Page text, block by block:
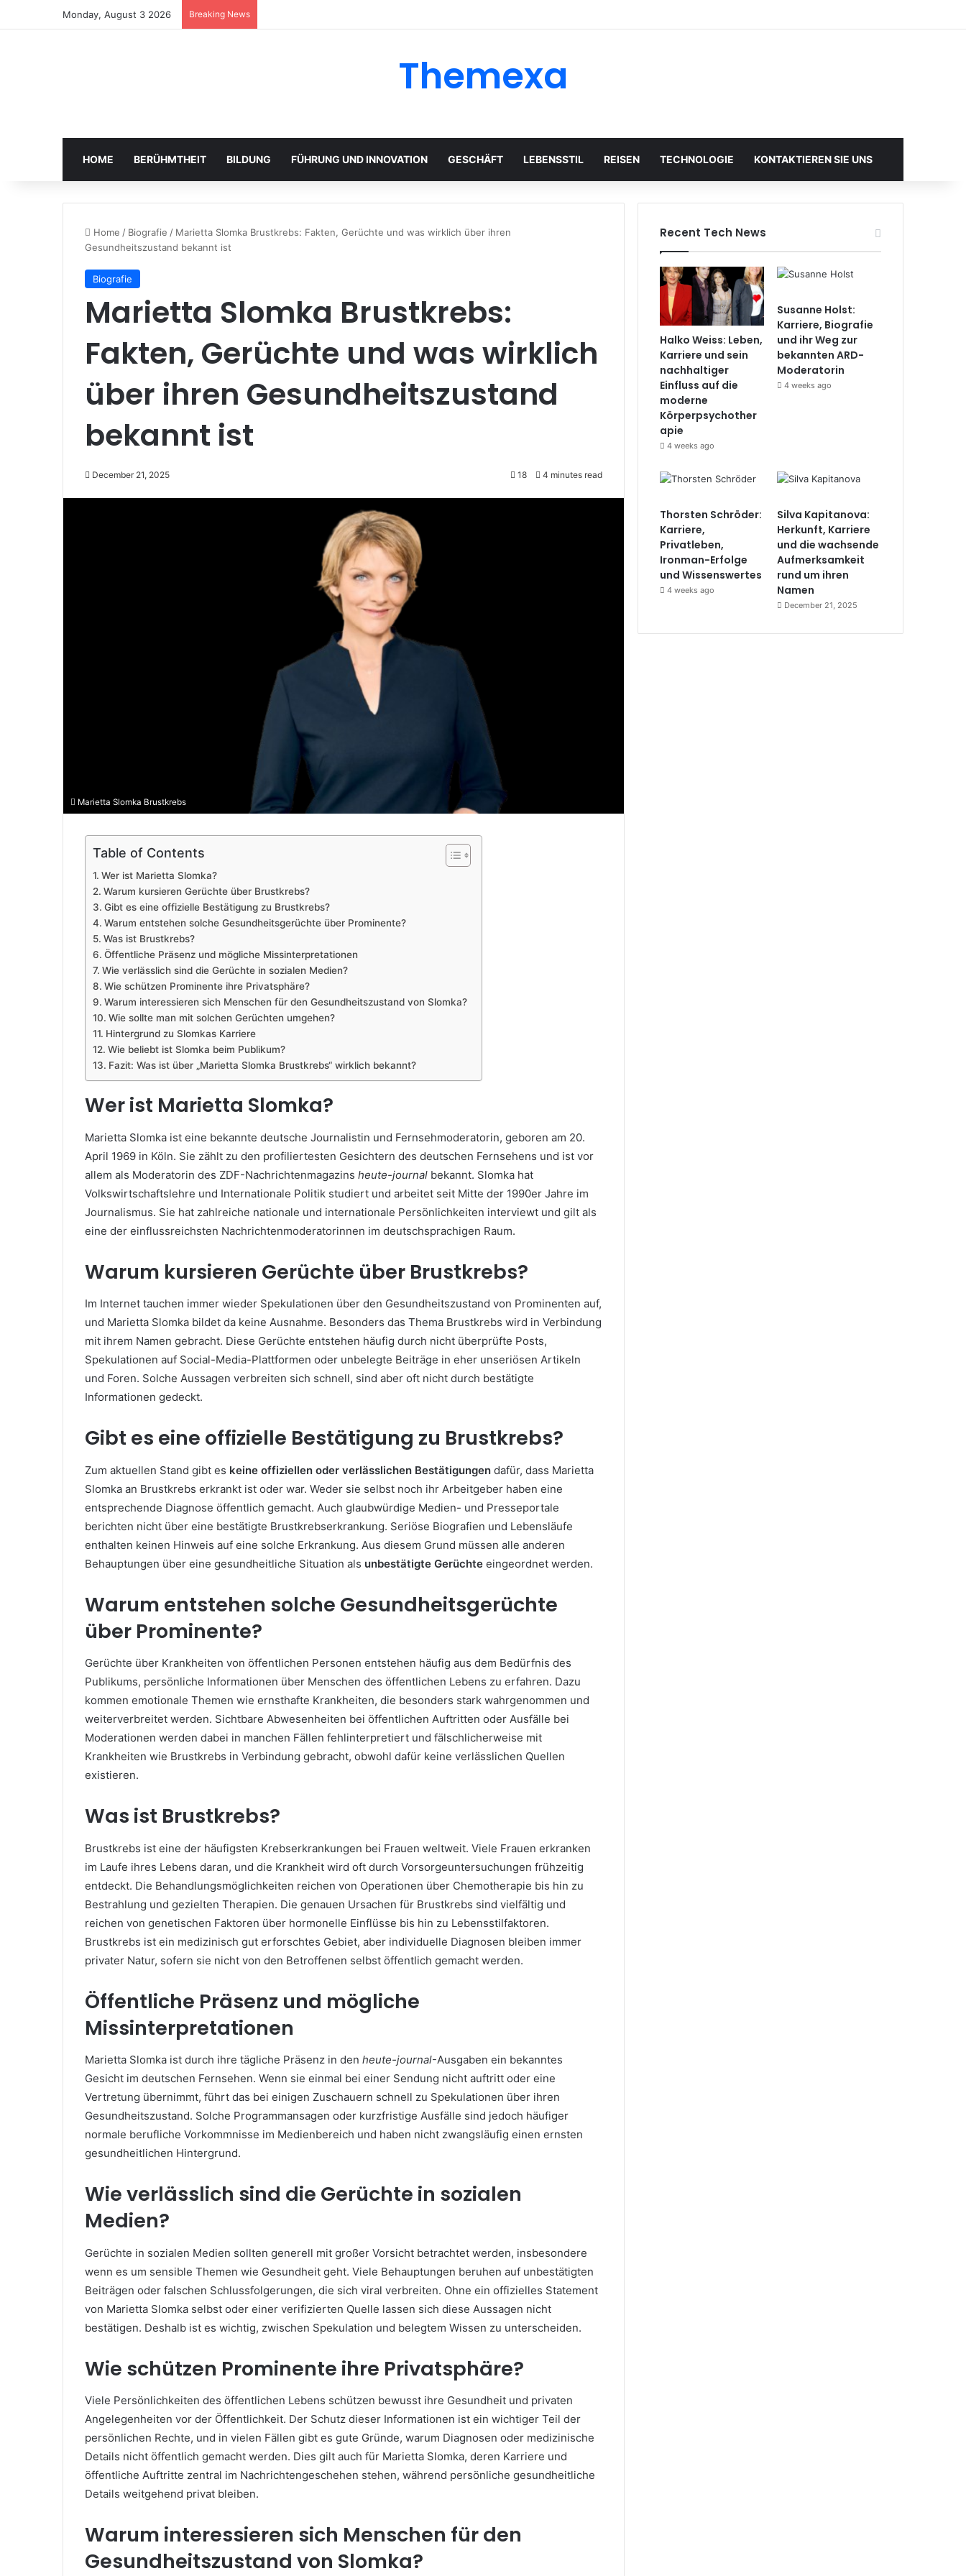
Monday, August 3 2026 Breaking News
Themexa
HOME BERÜHMTHEIT BILDUNG FÜHRUNG UND INNOVATION GESCHÄFT LEBENSSTIL REISEN TECHNOLOGIE KONTAKTIEREN SIE UNS
Home / Biografie / Marietta Slomka Brustkrebs: Fakten, Gerüchte und was wirklich über ihren
Gesundheitszustand bekannt ist
Biografie
Marietta Slomka Brustkrebs:
Fakten, Gerüchte und was wirklich
über ihren Gesundheitszustand
bekannt ist
December 21, 2025 18 4 minutes read
Marietta Slomka Brustkrebs
Table of Contents
Wer ist Marietta Slomka?
Warum kursieren Gerüchte über Brustkrebs?
Gibt es eine offizielle Bestätigung zu Brustkrebs?
Warum entstehen solche Gesundheitsgerüchte über Prominente?
Was ist Brustkrebs?
Öffentliche Präsenz und mögliche Missinterpretationen
Wie verlässlich sind die Gerüchte in sozialen Medien?
Wie schützen Prominente ihre Privatsphäre?
Warum interessieren sich Menschen für den Gesundheitszustand von Slomka?
Wie sollte man mit solchen Gerüchten umgehen?
Hintergrund zu Slomkas Karriere
Wie beliebt ist Slomka beim Publikum?
Fazit: Was ist über „Marietta Slomka Brustkrebs“ wirklich bekannt?
Wer ist Marietta Slomka?
Marietta Slomka ist eine bekannte deutsche Journalistin und Fernsehmoderatorin, geboren am 20.
April 1969 in Köln. Sie zählt zu den profiliertesten Gesichtern des deutschen Fernsehens und ist vor
allem als Moderatorin des ZDF-Nachrichtenmagazins heute-journal bekannt. Slomka hat
Volkswirtschaftslehre und Internationale Politik studiert und arbeitet seit Mitte der 1990er Jahre im
Journalismus. Sie hat zahlreiche nationale und internationale Persönlichkeiten interviewt und gilt als
eine der einflussreichsten Nachrichtenmoderatorinnen im deutschsprachigen Raum.
Warum kursieren Gerüchte über Brustkrebs?
Im Internet tauchen immer wieder Spekulationen über den Gesundheitszustand von Prominenten auf,
und Marietta Slomka bildet da keine Ausnahme. Besonders das Thema Brustkrebs wird in Verbindung
mit ihrem Namen gebracht. Diese Gerüchte entstehen häufig durch nicht überprüfte Posts,
Spekulationen auf Social-Media-Plattformen oder unbelegte Beiträge in eher unseriösen Artikeln
und Foren. Solche Aussagen verbreiten sich schnell, sind aber oft nicht durch bestätigte
Informationen gedeckt.
Gibt es eine offizielle Bestätigung zu Brustkrebs?
Zum aktuellen Stand gibt es keine offiziellen oder verlässlichen Bestätigungen dafür, dass Marietta
Slomka an Brustkrebs erkrankt ist oder war. Weder sie selbst noch ihr Arbeitgeber haben eine
entsprechende Diagnose öffentlich gemacht. Auch glaubwürdige Medien- und Presseportale
berichten nicht über eine bestätigte Brustkrebserkrankung. Seriöse Biografien und Lebensläufe
enthalten keinen Hinweis auf eine solche Erkrankung. Aus diesem Grund müssen alle anderen
Behauptungen über eine gesundheitliche Situation als unbestätigte Gerüchte eingeordnet werden.
Warum entstehen solche Gesundheitsgerüchte
über Prominente?
Gerüchte über Krankheiten von öffentlichen Personen entstehen häufig aus dem Bedürfnis des
Publikums, persönliche Informationen über Menschen des öffentlichen Lebens zu erfahren. Dazu
kommen emotionale Themen wie ernsthafte Krankheiten, die besonders stark wahrgenommen und
weiterverbreitet werden. Sichtbare Abwesenheiten bei öffentlichen Auftritten oder Ausfälle bei
Moderationen werden dabei in manchen Fällen fehlinterpretiert und fälschlicherweise mit
Krankheiten wie Brustkrebs in Verbindung gebracht, obwohl dafür keine verlässlichen Quellen
existieren.
Was ist Brustkrebs?
Brustkrebs ist eine der häufigsten Krebserkrankungen bei Frauen weltweit. Viele Frauen erkranken
im Laufe ihres Lebens daran, und die Krankheit wird oft durch Vorsorgeuntersuchungen frühzeitig
entdeckt. Die Behandlungsmöglichkeiten reichen von Operationen über Chemotherapie bis hin zu
Bestrahlung und gezielten Therapien. Die genauen Ursachen für Brustkrebs sind vielfältig und
reichen von genetischen Faktoren über hormonelle Einflüsse bis hin zu Lebensstilfaktoren.
Brustkrebs ist ein medizinisch gut erforschtes Gebiet, aber individuelle Diagnosen bleiben immer
privater Natur, sofern sie nicht von den Betroffenen selbst öffentlich gemacht werden.
Öffentliche Präsenz und mögliche
Missinterpretationen
Marietta Slomka ist durch ihre tägliche Präsenz in den heute-journal-Ausgaben ein bekanntes
Gesicht im deutschen Fernsehen. Wenn sie einmal bei einer Sendung nicht auftritt oder eine
Vertretung übernimmt, führt das bei einigen Zuschauern schnell zu Spekulationen über ihren
Gesundheitszustand. Solche Programmansagen oder kurzfristige Ausfälle sind jedoch häufiger
normale berufliche Vorkommnisse im Medienbereich und haben nicht zwangsläufig einen ernsten
gesundheitlichen Hintergrund.
Wie verlässlich sind die Gerüchte in sozialen
Medien?
Gerüchte in sozialen Medien sollten generell mit großer Vorsicht betrachtet werden, insbesondere
wenn es um sensible Themen wie Gesundheit geht. Viele Behauptungen beruhen auf unbestätigten
Beiträgen oder falschen Schlussfolgerungen, die sich viral verbreiten. Ohne ein offizielles Statement
von Marietta Slomka selbst oder einer verifizierten Quelle lassen sich diese Aussagen nicht
bestätigen. Deshalb ist es wichtig, zwischen Spekulation und belegtem Wissen zu unterscheiden.
Wie schützen Prominente ihre Privatsphäre?
Viele Persönlichkeiten des öffentlichen Lebens schützen bewusst ihre Gesundheit und privaten
Angelegenheiten vor der Öffentlichkeit. Der Schutz dieser Informationen ist ein wichtiger Teil der
persönlichen Rechte, und in vielen Fällen gibt es gute Gründe, warum Diagnosen oder medizinische
Details nicht öffentlich gemacht werden. Dies gilt auch für Marietta Slomka, deren Karriere und
öffentliche Auftritte zentral im Nachrichtengeschehen stehen, während persönliche gesundheitliche
Details weitgehend privat bleiben.
Warum interessieren sich Menschen für den
Gesundheitszustand von Slomka?
Recent Tech News
Halko Weiss: Leben,
Karriere und sein
nachhaltiger
Einfluss auf die
moderne
Körperpsychother
apie
4 weeks ago
Susanne Holst:
Karriere, Biografie
und ihr Weg zur
bekannten ARD-
Moderatorin
4 weeks ago
Thorsten Schröder:
Karriere,
Privatleben,
Ironman-Erfolge
und Wissenswertes
4 weeks ago
Silva Kapitanova:
Herkunft, Karriere
und die wachsende
Aufmerksamkeit
rund um ihren
Namen
December 21, 2025